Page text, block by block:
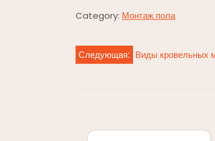
Category: Монтаж пола
Навигация
Следующая: Виды кровельных